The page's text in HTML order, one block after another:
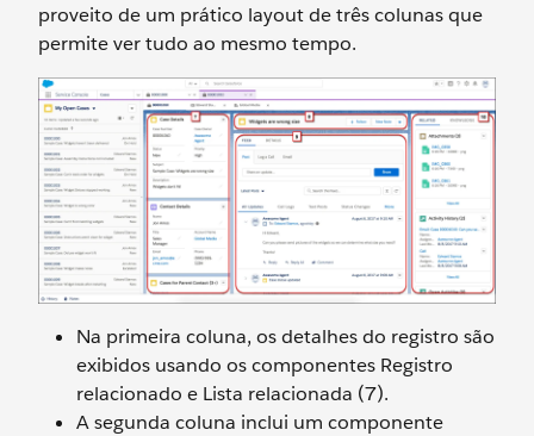
proveito de um prático layout de três colunas que
permite ver tudo ao mesmo tempo.
Na primeira coluna, os detalhes do registro são
exibidos usando os componentes Registro
relacionado e Lista relacionada (7).
A segunda coluna inclui um componente